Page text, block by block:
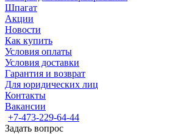
Шпагат
Акции
Новости
Как купить
Условия оплаты
Условия доставки
Гарантия и возврат
Для юридических лиц
Контакты
Вакансии
+7-473-229-64-44
Задать вопрос